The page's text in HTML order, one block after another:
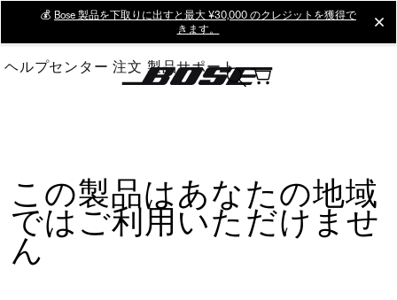
Main
💰 Bose 製品を下取りに出すと最大 ¥30,000 のクレジットを獲得で
きます。
ヘルプセンター 注文 製品サポート
この製品はあなたの地域
ではご利用いただけませ
ん